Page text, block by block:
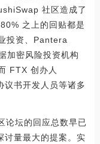
社区造成了
之上的回贴都是
投资、Pantera
加密风险投资机构
FTX 创办人
书开发人员等诸多
论坛的回应总数早已
讨量最大的提案。实